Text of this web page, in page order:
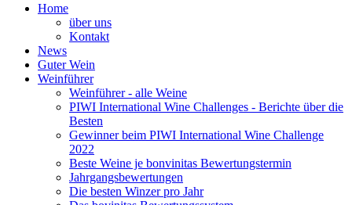
Home
über uns
Kontakt
News
Guter Wein
Weinführer
Weinführer - alle Weine
PIWI International Wine Challenges - Berichte über die
Besten
Gewinner beim PIWI International Wine Challenge
2022
Beste Weine je bonvinitas Bewertungstermin
Jahrgangsbewertungen
Die besten Winzer pro Jahr